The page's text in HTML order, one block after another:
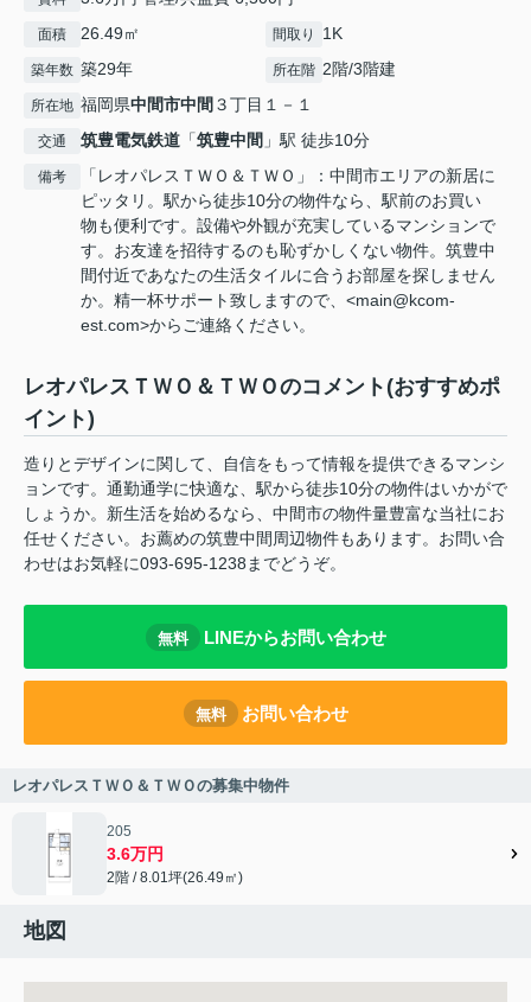
面積 26.49㎡ 間取り 1K
築年数 築29年 所在階 2階/3階建
所在地 福岡県中間市中間 ３丁目１－１
交通 筑豊電気鉄道 「筑豊中間 」駅 徒歩10分
備考
「レオパレスＴＷＯ＆ＴＷＯ」：中間市エリアの新居に
ピッタリ。駅から徒歩10分の物件なら、駅前のお買い
物も便利です。設備や外観が充実しているマンションで
す。お友達を招待するのも恥ずかしくない物件。筑豊中
間付近であなたの生活タイルに合うお部屋を探しません
か。精一杯サポート致しますので、<main@kcom-
est.com>からご連絡ください。
レオパレスＴＷＯ＆ＴＷＯのコメント(おすすめポ
イント)
造りとデザインに関して、自信をもって情報を提供できるマンシ
ョンです。通勤通学に快適な、駅から徒歩10分の物件はいかがで
しょうか。新生活を始めるなら、中間市の物件量豊富な当社にお
任せください。お薦めの筑豊中間周辺物件もあります。お問い合
わせはお気軽に093-695-1238までどうぞ。
無料 LINEからお問い合わせ
無料 お問い合わせ
レオパレスＴＷＯ＆ＴＷＯの募集中物件
205
3.6万円
2階 / 8.01坪(26.49㎡)
地図